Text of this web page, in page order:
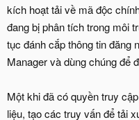
kích hoạt tải về mã độc
đang bị phân tích trong môi
tục đánh cắp thông tin đăng
Manager và dùng chúng để
Một khi đã có quyền truy
liệu, tạo các truy vấn để tải